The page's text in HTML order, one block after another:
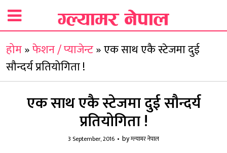
होम»फेशन / प्याजेन्ट»एक साथ एकै स्टेजमा दुई
सौन्दर्य प्रतियोगिता !
एक साथ एकै स्टेजमा दुई सौन्दर्य
प्रतियोगिता !
3 September, 2016 byग्ल्यामर नेपाल